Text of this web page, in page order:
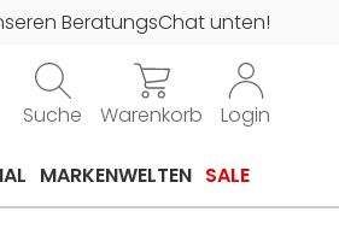
BeratungsChat unten!
Suche Warenkorb Login
MARKENWELTEN SALE